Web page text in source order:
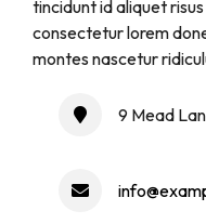
tincidunt id aliquet
consectetur lorem
montes nascetur
9 Mead